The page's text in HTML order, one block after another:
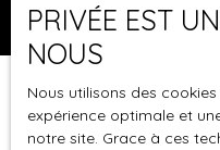
PRIVÉE EST
NOUS
Nous utilisons des
expérience optimale et
notre site. Grace à ces